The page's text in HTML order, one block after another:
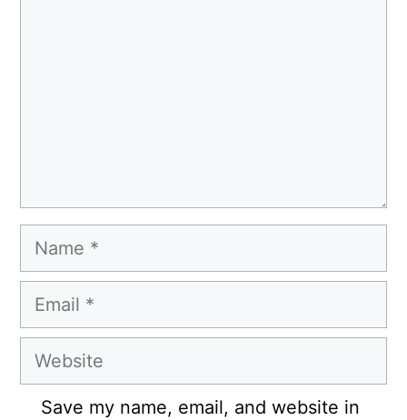
Name
Email
Website
Save my name, email, and website in